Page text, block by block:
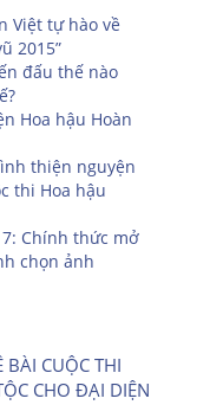
Việt tự hào về
2015”
đấu thế nào
Hoa hậu Hoàn
thiện nguyện
thi Hoa hậu
Chính thức mở
chọn ảnh
CUỘC THI
CHO ĐẠI DIỆN